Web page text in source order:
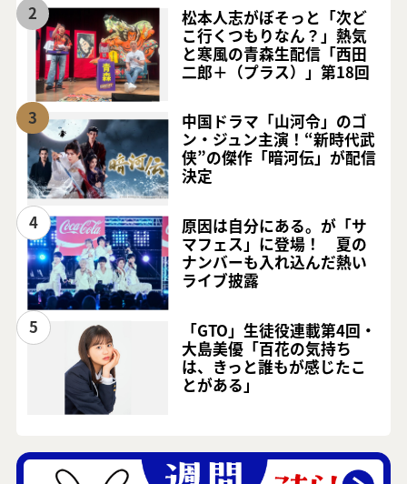
2
松本人志がぼそっと「次ど
こ行くつもりなん？」熱気
と寒風の青森生配信「西田
二郎＋（プラス）」第18回
3
中国ドラマ「山河令」のゴ
ン・ジュン主演！“新時代武
侠”の傑作「暗河伝」が配信
決定
4
原因は自分にある。が「サ
マフェス」に登場！ 夏の
ナンバーも入れ込んだ熱い
ライブ披露
5
「GTO」生徒役連載第4回・
大島美優「百花の気持ち
は、きっと誰もが感じたこ
とがある」